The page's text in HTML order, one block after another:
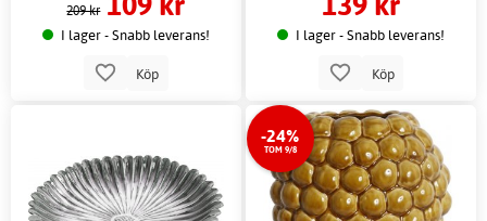
209 kr
I lager - Snabb leverans!
Köp
I lager - Snabb leverans!
Köp
-24%
TOM 9/8